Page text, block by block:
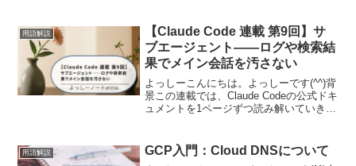
に残しました。CLIツール（sv...
用語解説
【Claude Code 連載 第9回】サ
ブエージェント——ログや検索結
果でメイン会話を汚さない
よっしーこんにちは。よっしーです(^^)背
景この連載では、Claude Codeの公式ドキ
ュメントを1ページずつ読み解いていきま
面で使えばいいのか」は自分で考える必
要が...
用語解説 GCP入門：Cloud DNSについて